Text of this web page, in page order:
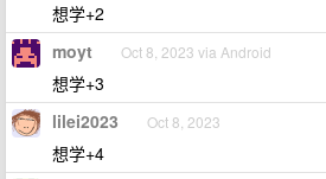
想学+2
moyt Oct 8, 2023 via Android
想学+3
lilei2023 Oct 8, 2023
想学+4